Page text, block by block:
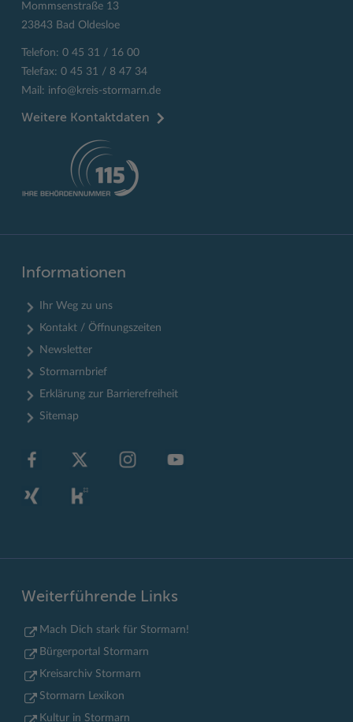
Mommsenstraße 13
23843 Bad Oldesloe
Telefon: 0 45 31 / 16 00
Telefax: 0 45 31 / 8 47 34
Mail: info@kreis-stormarn.de
Weitere Kontaktdaten
Informationen
Ihr Weg zu uns
Kontakt / Öffnungszeiten
Newsletter
Stormarnbrief
Erklärung zur Barrierefreiheit
Sitemap
Weiterführende Links
Mach Dich stark für Stormarn!
Bürgerportal Stormarn
Kreisarchiv Stormarn
Stormarn Lexikon
Kultur in Stormarn